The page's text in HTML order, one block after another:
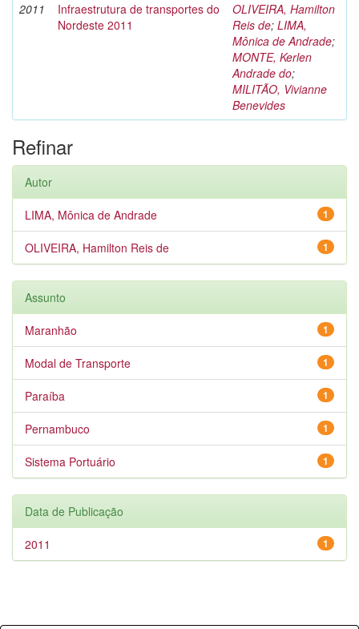
2011
Infraestrutura de transportes do
Nordeste 2011
OLIVEIRA, Hamilton
Reis de; LIMA,
Mônica de Andrade;
MONTE, Kerlen
Andrade do;
MILITÃO, Vivianne
Benevides
Refinar
Autor
1
LIMA, Mônica de Andrade
1
OLIVEIRA, Hamilton Reis de
Assunto
1
Maranhão
1
Modal de Transporte
1
Paraíba
1
Pernambuco
1
Sistema Portuário
Data de Publicação
1
2011